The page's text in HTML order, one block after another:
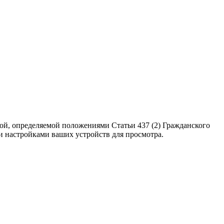
определяемой положениями Статьи 437 (2) Гражданского
настройками ваших устройств для просмотра.